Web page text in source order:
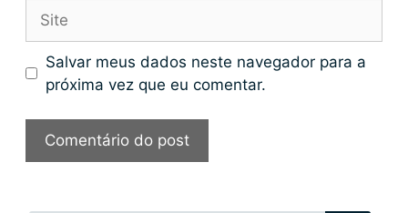
Salvar meus dados neste navegador para a
próxima vez que eu comentar.